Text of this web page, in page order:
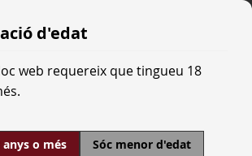
d'edat
web requereix que tingueu 18
anys o més Sóc menor d'edat